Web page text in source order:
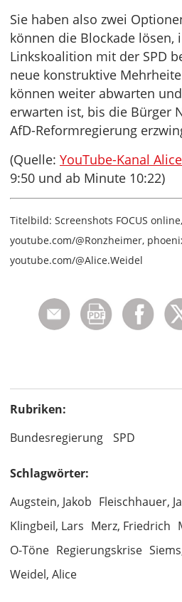
Sie haben also zwei
können die Blockade lösen,
Linkskoalition mit der SPD
neue konstruktive
können weiter abwarten
erwarten ist, bis die Bürger
AfD-Reformregierung
(Quelle: YouTube-Kanal
9:50 und ab Minute 10:22)
Titelbild: Screenshots FOCUS
youtube.com/@Ronzheimer,
youtube.com/@Alice.Weidel
Rubriken:
Bundesregierung
SPD
Schlagwörter:
Augstein, Jakob Fleischhauer,
Klingbeil, Lars Merz, Friedrich
O-Töne Regierungskrise
Weidel, Alice